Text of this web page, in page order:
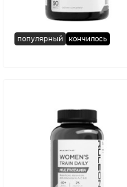
популярный кончилось